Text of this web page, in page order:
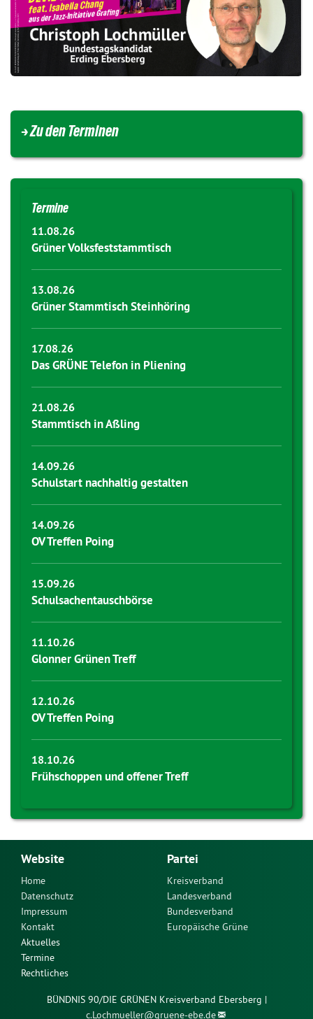
→ Zu den Terminen
Termine
11.08.26
Grüner Volksfeststammtisch
13.08.26
Grüner Stammtisch Steinhöring
17.08.26
Das GRÜNE Telefon in Pliening
21.08.26
Stammtisch in Aßling
14.09.26
Schulstart nachhaltig gestalten
14.09.26
OV Treffen Poing
15.09.26
Schulsachentauschbörse
11.10.26
Glonner Grünen Treff
12.10.26
OV Treffen Poing
18.10.26
Frühschoppen und offener Treff
Website
Home
Datenschutz
Impressum
Kontakt
Aktuelles
Termine
Rechtliches
Partei
Kreisverband
Landesverband
Bundesverband
Europäische Grüne
BÜNDNIS 90/DIE GRÜNEN Kreisverband Ebersberg |
c.Lochmueller@gruene-ebe.de